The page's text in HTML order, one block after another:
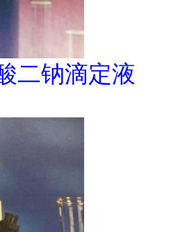
二钠滴定液